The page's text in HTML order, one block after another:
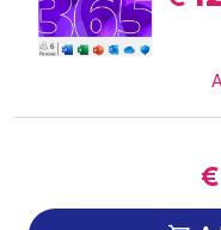
€